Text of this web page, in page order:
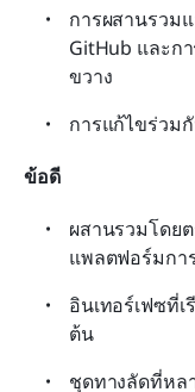
การผสานรวม
GitHub และก
ขวาง
การแก้ไขร่วม
ข้อดี
ผสานรวมโดย
แพลตฟอร์มก
อินเทอร์เฟซที่เ
ต้น
ชุดทางลัดที่หล